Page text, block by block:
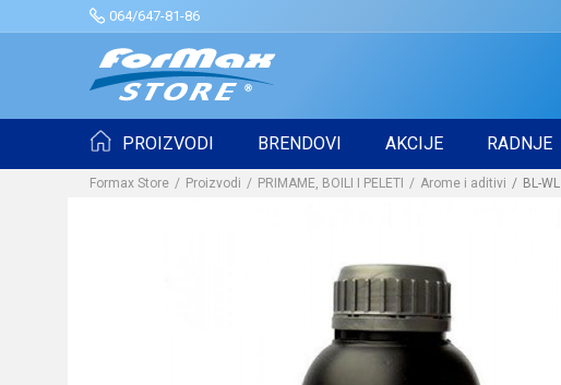
064/647-81-86
PROIZVODI BRENDOVI AKCIJE RADNJE
Formax Store Proizvodi PRIMAME, BOILI I PELETI Arome i aditivi BL-